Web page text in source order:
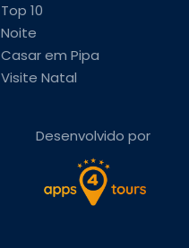
Top 10
Noite
Casar em Pipa
Visite Natal
Desenvolvido por